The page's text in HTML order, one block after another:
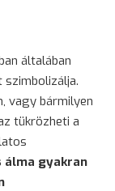
általában
szimbolizálja.
vagy bármilyen
tükrözheti a
álma gyakran